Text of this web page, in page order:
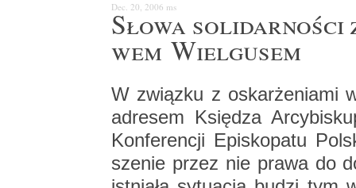
Dec. 20, 2006 ms
Słowa so­li­dar­no­ści
wem Wiel­gu­sem
W związ­ku z oskar­że­nia­mi
ad­re­sem Księ­dza
Kon­fe­ren­cji Epi­sko­pa­tu
sze­nie przez nie prawa do